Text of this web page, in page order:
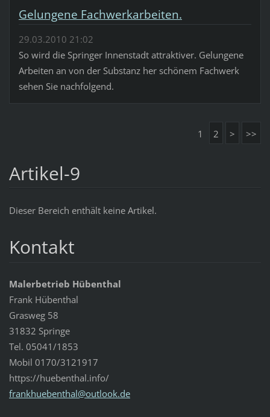
Gelungene Fachwerkarbeiten.
29.03.2010 21:02
So wird die Springer Innenstadt attraktiver. Gelungene
Arbeiten an von der Substanz her schönem Fachwerk
sehen Sie nachfolgend.
1 2 > >>
Artikel-9
Dieser Bereich enthält keine Artikel.
Kontakt
Malerbetrieb Hübenthal
Frank Hübenthal
Grasweg 58
31832 Springe
Tel. 05041/1853
Mobil 0170/3121917
https://huebenthal.info/
frankhuebenthal@outlook.de